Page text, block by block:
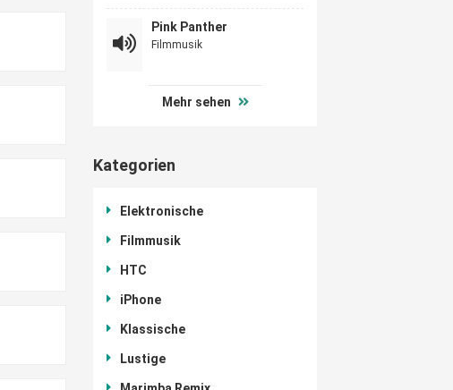
Pink Panther
Filmmusik
Mehr sehen
Kategorien
Elektronische
Filmmusik
HTC
iPhone
Klassische
Lustige